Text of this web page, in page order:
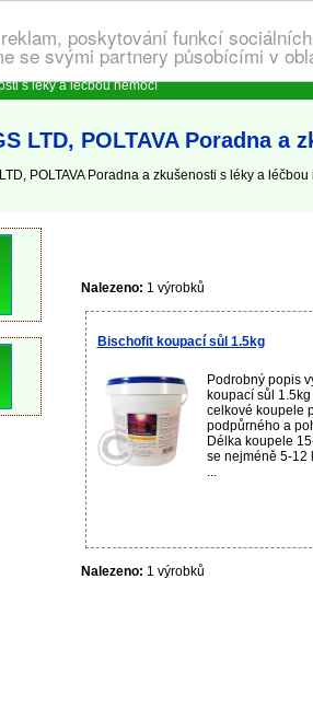
poskytování funkcí
se svými partnery působícími v
s léky a léčbou nemocí
LTD, POLTAVA Poradna
POLTAVA Poradna a zkušenosti s léky a
Nalezeno: 1 výrobků
Bischofit koupací sůl 1.5kg
Podrobný popis
koupací sůl
celkové koupele
podpůrného a
Délka koupele
se nejméně 5-12
...
Nalezeno: 1 výrobků